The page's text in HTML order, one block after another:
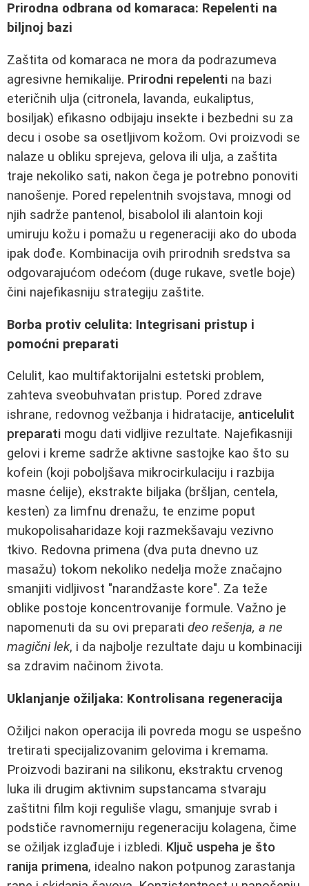
Prirodna odbrana od komaraca: Repelenti na
biljnoj bazi
Zaštita od komaraca ne mora da podrazumeva
agresivne hemikalije. Prirodni repelenti na bazi
eteričnih ulja (citronela, lavanda, eukaliptus,
bosiljak) efikasno odbijaju insekte i bezbedni su za
decu i osobe sa osetljivom kožom. Ovi proizvodi se
nalaze u obliku sprejeva, gelova ili ulja, a zaštita
traje nekoliko sati, nakon čega je potrebno ponoviti
nanošenje. Pored repelentnih svojstava, mnogi od
njih sadrže pantenol, bisabolol ili alantoin koji
umiruju kožu i pomažu u regeneraciji ako do uboda
ipak dođe. Kombinacija ovih prirodnih sredstva sa
odgovarajućom odećom (duge rukave, svetle boje)
čini najefikasniju strategiju zaštite.
Borba protiv celulita: Integrisani pristup i
pomoćni preparati
Celulit, kao multifaktorijalni estetski problem,
zahteva sveobuhvatan pristup. Pored zdrave
ishrane, redovnog vežbanja i hidratacije, anticelulit
preparati mogu dati vidljive rezultate. Najefikasniji
gelovi i kreme sadrže aktivne sastojke kao što su
kofein (koji poboljšava mikrocirkulaciju i razbija
masne ćelije), ekstrakte biljaka (bršljan, centela,
kesten) za limfnu drenažu, te enzime poput
mukopolisaharidaze koji razmekšavaju vezivno
tkivo. Redovna primena (dva puta dnevno uz
masažu) tokom nekoliko nedelja može značajno
smanjiti vidljivost "narandžaste kore". Za teže
oblike postoje koncentrovanije formule. Važno je
napomenuti da su ovi preparati deo rešenja, a ne
magični lek, i da najbolje rezultate daju u kombinaciji
sa zdravim načinom života.
Uklanjanje ožiljaka: Kontrolisana regeneracija
Ožiljci nakon operacija ili povreda mogu se uspešno
tretirati specijalizovanim gelovima i kremama.
Proizvodi bazirani na silikonu, ekstraktu crvenog
luka ili drugim aktivnim supstancama stvaraju
zaštitni film koji reguliše vlagu, smanjuje svrab i
podstiče ravnomerniju regeneraciju kolagena, čime
se ožiljak izglađuje i izbledi. Ključ uspeha je što
ranija primena, idealno nakon potpunog zarastanja